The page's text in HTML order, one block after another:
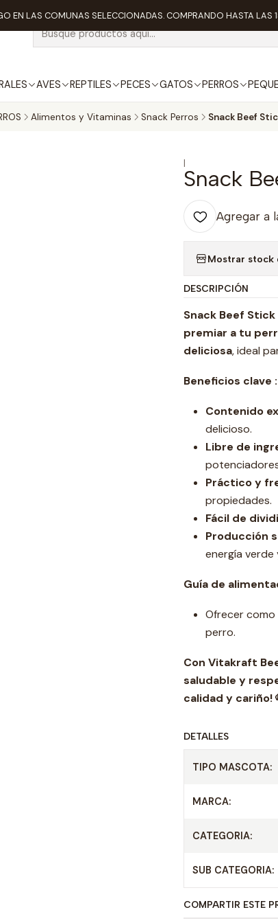
AVES REPTILES PECES GATOS PERROS
EN LAS COMUNAS SELECCIONADAS. COMPRANDO HASTA LAS
Alimentos y Vitaminas Snack Perros Snack Beef
|
Snack
Agregar a
Mostrar stock
DESCRIPCIÓN
Snack Beef Stick
premiar a tu
deliciosa, ideal
Beneficios clave :
Contenido
delicioso.
Libre de
Práctico y
propiedades.
Fácil de
Producción
energía
Guía de
Ofrecer como
perro.
Con Vitakraft
saludable y
calidad y cariño!
DETALLES
TIPO MASCOTA:
MARCA:
CATEGORIA:
SUB CATEGORIA:
COMPARTIR ESTE